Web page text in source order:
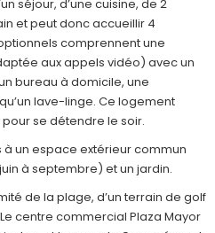
séjour, d’une cuisine, de 2
et peut donc accueillir 4
comprennent une
aux appels vidéo) avec un
bureau à domicile, une
lave-linge. Ce logement
se détendre le soir.
un espace extérieur commun
à septembre) et un jardin.
de la plage, d’un terrain de golf
centre commercial Plaza Mayor